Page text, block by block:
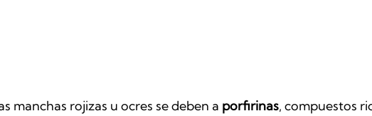
manchas rojizas u ocres se deben a porfirinas, compuestos